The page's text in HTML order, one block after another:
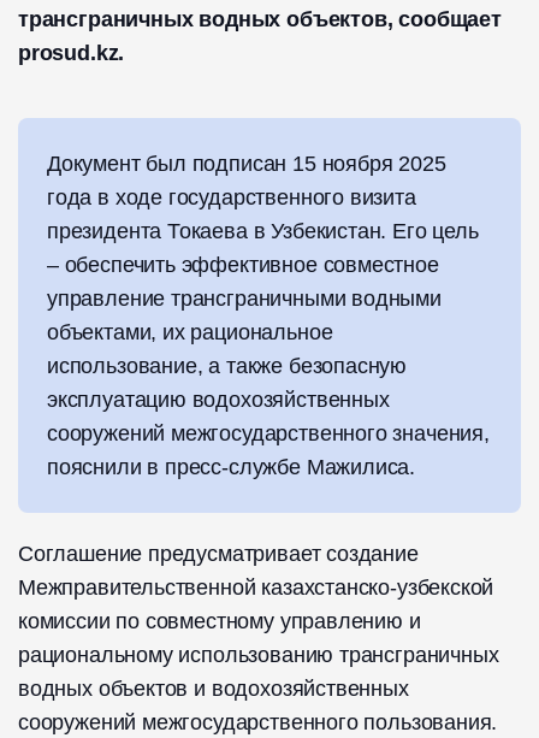
трансграничных водных объектов, сообщает
prosud.kz.
Документ был подписан 15 ноября 2025
года в ходе государственного визита
президента Токаева в Узбекистан. Его цель
– обеспечить эффективное совместное
управление трансграничными водными
объектами, их рациональное
использование, а также безопасную
эксплуатацию водохозяйственных
сооружений межгосударственного значения,
пояснили в пресс-службе Мажилиса.
Соглашение предусматривает создание
Межправительственной казахстанско-узбекской
комиссии по совместному управлению и
рациональному использованию трансграничных
водных объектов и водохозяйственных
сооружений межгосударственного пользования.